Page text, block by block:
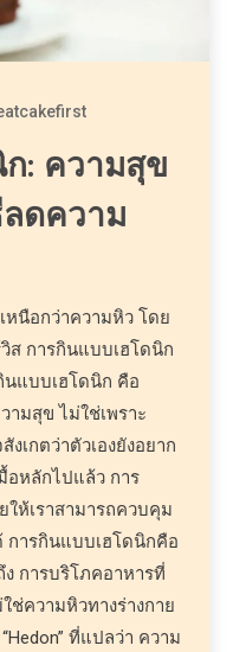
: ความสุข
ดความ
หนือกว่าความหิว โดย
ส การกินแบบเฮโดนิก
นแบบเฮโดนิก คือ
ามสุข ไม่ใช่เพราะ
เกตว่าตัวเองยังอยาก
อหลักไปแล้ว การ
ให้เราสามารถควบคุม
การกินแบบเฮโดนิกคือ
การบริโภคอาหารที่
ช่ความหิวทางร่างกาย
ที่แปลว่า ความ